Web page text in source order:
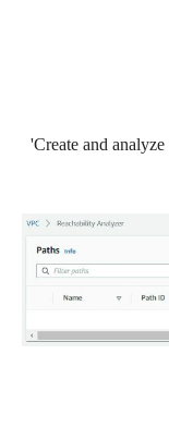
'Create and